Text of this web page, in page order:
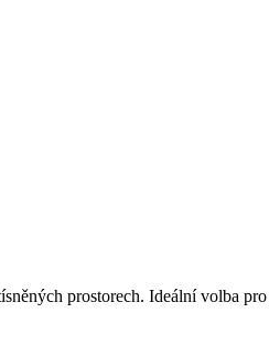
prostorech. Ideální volba pro